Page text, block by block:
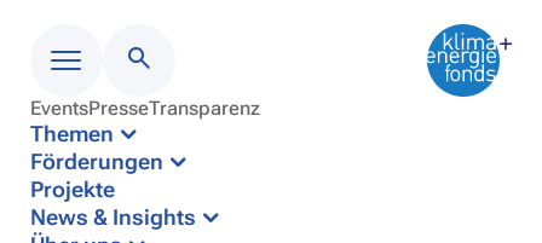
Menü
EventsPresseTransparenz
Themen
Förderungen
Projekte
News & Insights